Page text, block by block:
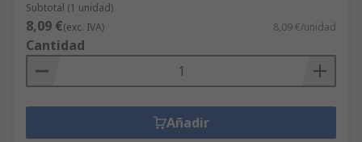
Subtotal (1 unidad)
8,09 €(exc. IVA) 8,09 €/unidad
Cantidad
Añadir